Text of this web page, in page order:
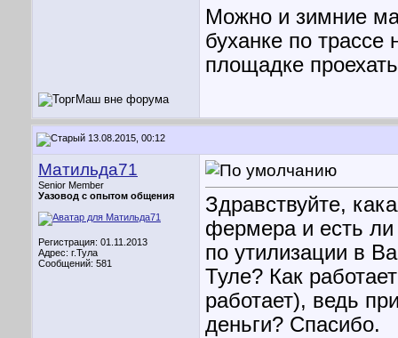
Можно и зимние
буханке по трассе
площадке
13.08.2015, 00:12
Матильда71
Senior Member
Уазовод с опытом общения
Регистрация: 01.11.2013
Адрес: г.Тула
Сообщений: 581
Здравствуйте,
фермера и есть ли
по утилизации в
Туле? Как
работает), ведь
деньги? Спасибо.